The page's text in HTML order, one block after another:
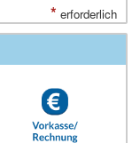
* erforderlich